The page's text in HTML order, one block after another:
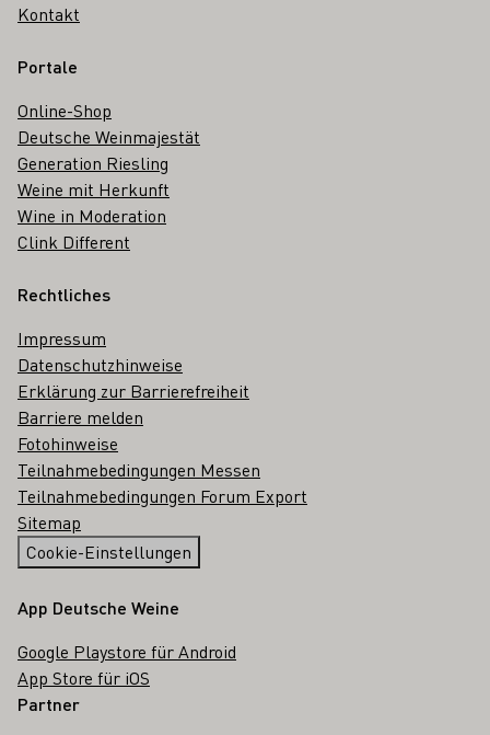
Kontakt
Portale
Online-Shop
Deutsche Weinmajestät
Generation Riesling
Weine mit Herkunft
Wine in Moderation
Clink Different
Rechtliches
Impressum
Datenschutzhinweise
Erklärung zur Barrierefreiheit
Barriere melden
Fotohinweise
Teilnahmebedingungen Messen
Teilnahmebedingungen Forum Export
Sitemap
Cookie-Einstellungen
App Deutsche Weine
Google Playstore für Android
App Store für iOS
Partner